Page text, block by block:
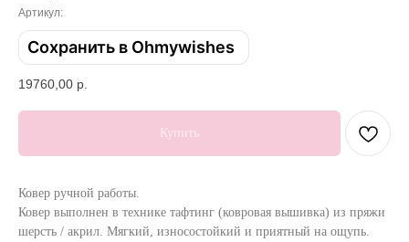
Артикул:
Сохранить в Ohmywishes
19760,00 р.
Купить
Ковер ручной работы.
Ковер выполнен в технике тафтинг (ковровая вышивка) из пряжи
шерсть / акрил. Мягкий, износостойкий и приятный на ощупь.